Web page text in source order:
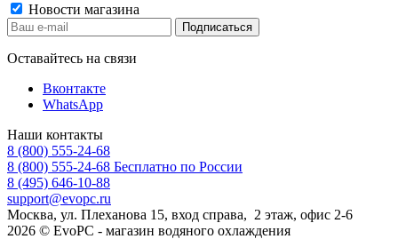
Новости магазина
Оставайтесь на связи
Вконтакте
WhatsApp
Наши контакты
8 (800) 555-24-68
8 (800) 555-24-68 Бесплатно по России
8 (495) 646-10-88
support@evopc.ru
Москва, ул. Плеханова 15, вход справа, 2 этаж, офис 2-6
2026 © EvoPC - магазин водяного охлаждения